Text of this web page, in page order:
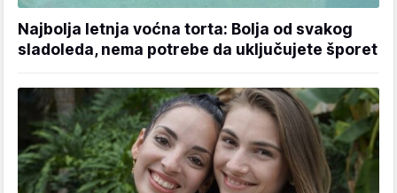
Najbolja letnja voćna torta: Bolja od svakog
sladoleda, nema potrebe da uključujete šporet